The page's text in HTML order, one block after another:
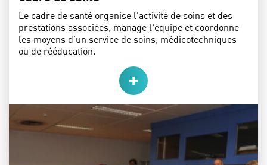
Le cadre de santé organise l'activité de soins et des
prestations associées, manage l'équipe et coordonne
les moyens d'un service de soins, médicotechniques
ou de rééducation.